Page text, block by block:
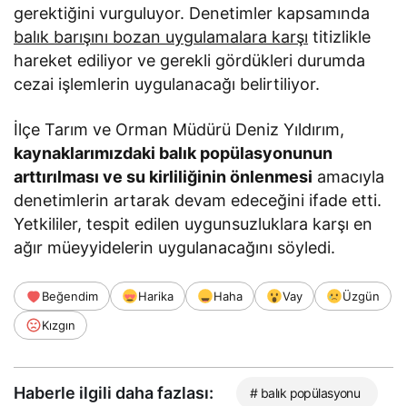
gerektiğini vurguluyor. Denetimler kapsamında
balık barışını bozan uygulamalara karşı titizlikle
hareket ediliyor ve gerekli gördükleri durumda
cezai işlemlerin uygulanacağı belirtiliyor.
İlçe Tarım ve Orman Müdürü Deniz Yıldırım,
kaynaklarımızdaki balık popülasyonunun
arttırılması ve su kirliliğinin önlenmesi amacıyla
denetimlerin artarak devam edeceğini ifade etti.
Yetkililer, tespit edilen uygunsuzluklara karşı en
ağır müeyyidelerin uygulanacağını söyledi.
Beğendim Harika Haha Vay
Üzgün
Kızgın
Haberle ilgili daha fazlası: # balık popülasyonu